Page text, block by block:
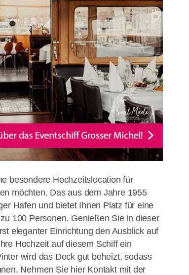
besondere Hochzeitslocation für
möchten. Das aus dem Jahre 1955
Hafen und bietet Ihnen Platz für eine
100 Personen. Genießen Sie in dieser
eleganter Einrichtung den Ausblick auf
Hochzeit auf diesem Schiff ein
wird das Deck gut beheizt, sodass
Nehmen Sie hier Kontakt mit der